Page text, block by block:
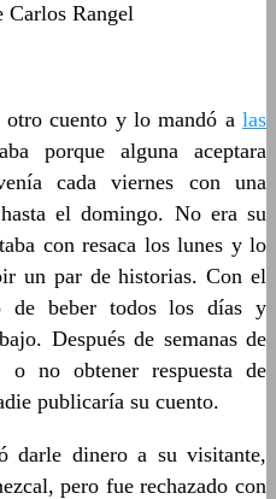
Carlos Rangel
cuento y lo mandó alas
porque alguna aceptara
cada viernes con una
el domingo. No era su
con resaca los lunes y lo
un par de historias. Con el
de beber todos los días y
Después de semanas de
o no obtener respuesta de
publicaría su cuento.
darle dinero a su visitante,
pero fue rechazado con